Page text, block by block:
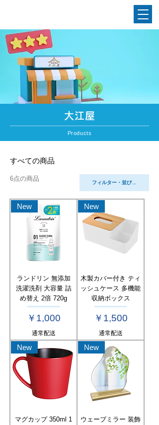
大江屋
Products
すべての商品
6点の商品
フィルター・並び替え
New
ランドリン 無添加
洗濯洗剤 大容量 詰
め替え 2倍 720g
価格
￥1,000
通常配送
New
木製カバー付き ティ
ッシュケース 多機能
収納ボックス
価格
￥1,500
通常配送
New
マグカップ 350ml 1
New
ウェーブミラー 装飾